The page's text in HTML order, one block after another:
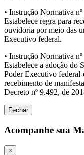
• Instrução Normativa
Estabelece regra para
ouvidoria por meio das
Executivo federal.
• Instrução Normativa
Estabelece a adoção do
Poder Executivo
recebimento de
Decreto nº 9.492, de
Fechar
Acompanhe sua
×